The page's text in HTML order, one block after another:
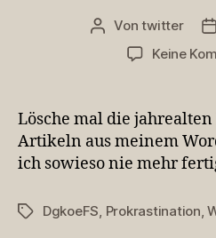
Beitragsautor
Vontwitter
Keine
Lösche mal die
Artikeln aus meinem
ich sowieso nie mehr
Schlagwörter
DgkoeFS, Prokrastination,